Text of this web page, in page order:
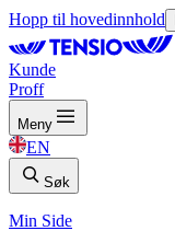
Hopp til hovedinnhold
Kunde
Proff
Meny
EN
Søk
Min Side